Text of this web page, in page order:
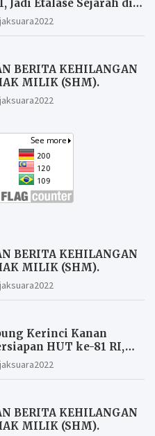
Jadi Etalase Sejarah di
BERITA KEHILANGAN
MILIK (SHM).
BERITA KEHILANGAN
MILIK (SHM).
Kerinci Kanan
HUT ke-81 RI,
Upacara
Raih Hadiah
BERITA KEHILANGAN
MILIK (SHM).